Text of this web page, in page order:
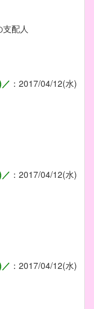
配人
： 2017/04/12(水)
： 2017/04/12(水)
： 2017/04/12(水)